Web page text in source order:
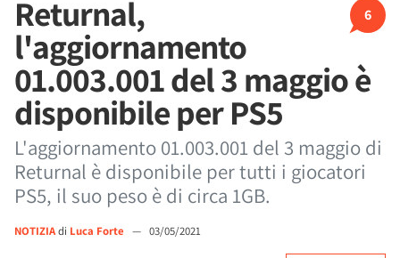
6
Returnal,
l'aggiornamento
01.003.001 del 3 maggio è
disponibile per PS5
L'aggiornamento 01.003.001 del 3 maggio di
Returnal è disponibile per tutti i giocatori
PS5, il suo peso è di circa 1GB.
NOTIZIAdi Luca Forte — 03/05/2021